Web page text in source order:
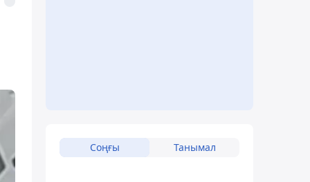
Соңғы Танымал